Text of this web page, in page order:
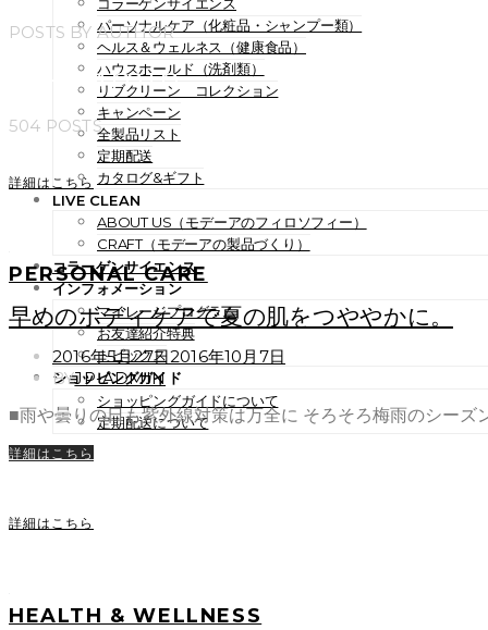
パーソナルケア（化粧品・シャンプー類）
ヘルス＆ウェルネス（健康食品）
ハウスホールド（洗剤類）
リブクリーン コレクション
キャンペーン
全製品リスト
定期配送
カタログ&ギフト
LIVE CLEAN
ABOUT US（モデーアのフィロソフィー）
CRAFT（モデーアの製品づくり）
コラーゲンサイエンス
インフォメーション
マイレージプログラム
お友達紹介特典
トピックス
ショッピングガイド
ショッピングガイドについて
定期配送について
POSTS BY AUTHOR
jp-admin
504 POSTS
詳細はこちら
PERSONAL CARE
早めのボディケアで夏の肌をつややかに。
POSTED
ON
2016年5月27日2016年10月7日
BYJP-ADMIN
■雨や曇りの日も紫外線対策は万全に そろそろ梅雨のシーズ
詳細はこちら
詳細はこちら
HEALTH & WELLNESS